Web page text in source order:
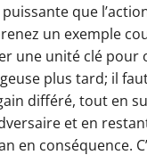
que
un exemple
une unité clé pour
plus tard; il
différé, tout en
et en
en conséquence.